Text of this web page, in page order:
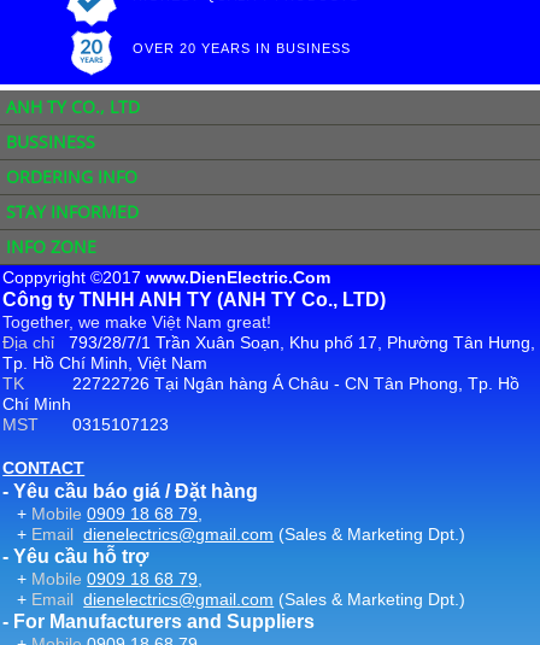
OVER 20 YEARS IN BUSINESS
ANH TY CO., LTD
BUSSINESS
ORDERING INFO
STAY INFORMED
INFO ZONE
Coppyright ©2017www.DienElectric.Com
Công ty TNHH ANH TY (ANH TY Co., LTD)
Together, we make Việt Nam great!
Địa chỉ793/28/7/1 Trần Xuân Soạn, Khu phố 17, Phường Tân Hưng,
Tp. Hồ Chí Minh, Việt Nam
TK 22722726 Tại Ngân hàng Á Châu - CN Tân Phong, Tp. Hồ
Chí Minh
MST0315107123
CONTACT
- Yêu cầu báo giá / Đặt hàng
+ Mobile 0909 18 68 79
+ Email dienelectrics@gmail.com (Sales & Marketing Dpt.)
- Yêu cầu hỗ trợ
+ Mobile 0909 18 68 79
+ Email dienelectrics@gmail.com (Sales & Marketing Dpt.)
- For Manufacturers and Suppliers